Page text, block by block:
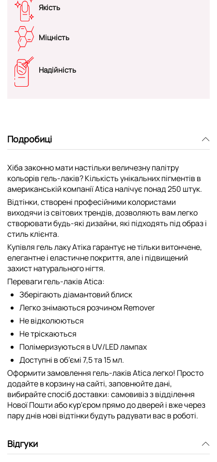
Якість
Міцність
Надійність
Подробиці
Хіба законно мати настільки величезну палітру
кольорів гель-лаків? Кількість унікальних пігментів в
американській компанії Atica налічує понад 250 штук.
Відтінки, створені професійними колористами
виходячи із світових трендів, дозволяють вам легко
створювати будь-які дизайни, які підходять під образ і
стиль клієнта.
Купівля гель лаку Атіка гарантує не тільки витончене,
елегантне і еластичне покриття, але і підвищений
захист натурального нігтя.
Переваги гель-лаків Atica:
Зберігають діамантовий блиск
Легко знімаються розчином Remover
Не відколюються
Не тріскаються
Полімеризуються в UV/LED лампах
Доступні в об’ємі 7,5 та 15 мл.
Оформити замовлення гель-лаків Atica легко! Просто
додайте в корзину на сайті, заповнюйте дані,
вибирайте спосіб доставки: самовивіз з відділення
Нової Пошти або кур'єром прямо до дверей і вже через
пару днів нові відтінки будуть радувати вас в роботі.
Відгуки